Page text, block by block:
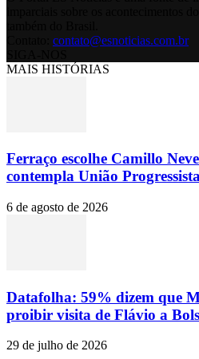
contato@esnoticias.com.br
MAIS HISTÓRIAS
Ferraço escolhe Camillo
contempla União
6 de agosto de 2026
Datafolha: 59% dizem que
proibir visita de Flávio a
29 de julho de 2026